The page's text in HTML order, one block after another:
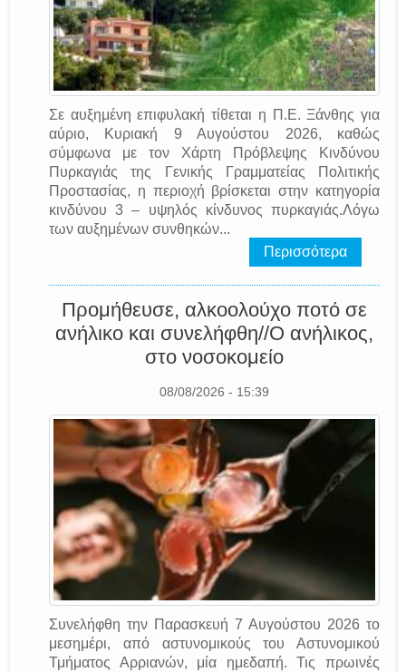
Σε αυξημένη επιφυλακή τίθεται η Π.Ε. Ξάνθης για
αύριο, Κυριακή 9 Αυγούστου 2026, καθώς
σύμφωνα με τον Χάρτη Πρόβλεψης Κινδύνου
Πυρκαγιάς της Γενικής Γραμματείας Πολιτικής
Προστασίας, η περιοχή βρίσκεται στην κατηγορία
κινδύνου 3 – υψηλός κίνδυνος πυρκαγιάς.Λόγω
των αυξημένων συνθηκών...
Περισσότερα
Προμήθευσε, αλκοολούχο ποτό σε
ανήλικο και συνελήφθη//Ο ανήλικος,
στο νοσοκομείο
08/08/2026 - 15:39
Συνελήφθη την Παρασκευή 7 Αυγούστου 2026 το
μεσημέρι, από αστυνομικούς του Αστυνομικού
Τμήματος Αρριανών, μία ημεδαπή. Τις πρωινές